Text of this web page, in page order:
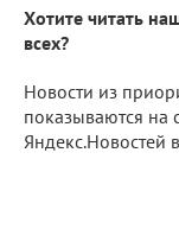
Хотите читать
всех?
Новости из
показываются на
Яндекс.Новостей